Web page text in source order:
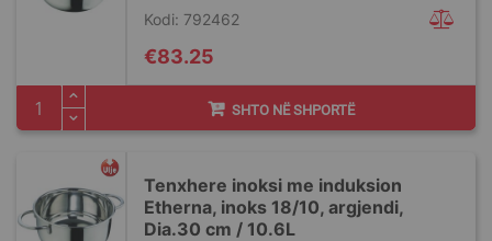
Kodi: 792462
€83.25
SHTO NË SHPORTË
Tenxhere inoksi me induksion
Etherna, inoks 18/10, argjendi,
Dia.30 cm / 10.6L